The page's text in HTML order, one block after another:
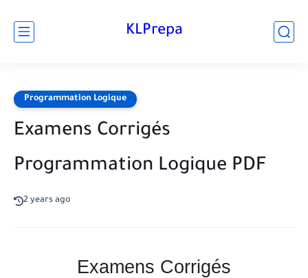
KLPrepa
Programmation Logique
Examens Corrigés
Programmation Logique PDF
2 years ago
Examens Corrigés